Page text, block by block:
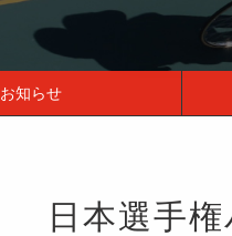
お知らせ
日本選手